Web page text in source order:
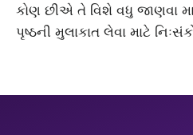
કોણ છીએ તે વિશે વધુ જાણવા
પૃષ્ઠની મુલાકાત લેવા માટે